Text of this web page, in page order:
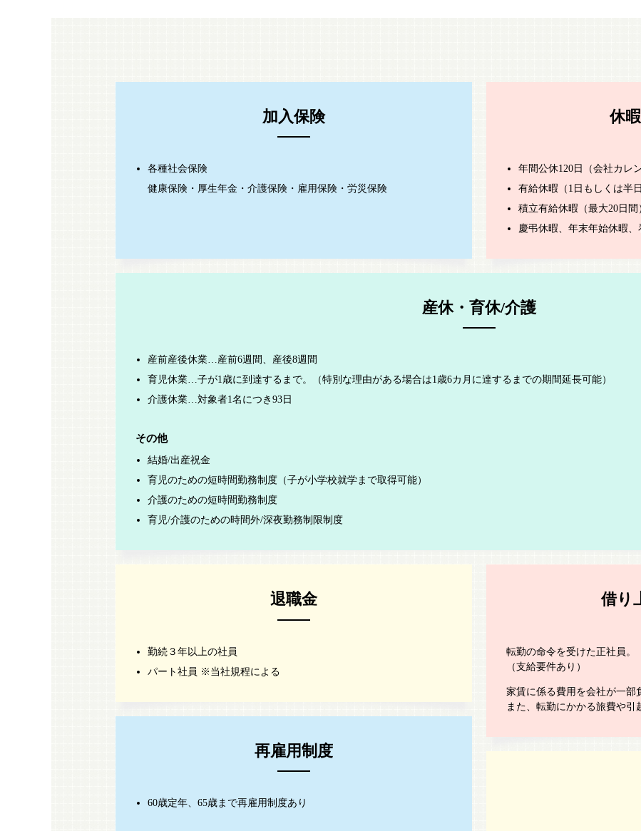
加入保険
各種社会保険
健康保険・厚生年金・介護保険・雇用保険・労災保険
休
年間公休120日（会社カレ
有給休暇（1日もしくは半日
積立有給休暇（最大20日間
慶弔休暇、年末年始休暇
産休・育休/介護
産前産後休業…産前6週間、産後8週間
育児休業…子が1歳に到達するまで。（特別な理由がある場合は1歳6カ月に達するまでの期間延長可能）
介護休業…対象者1名につき93日
その他
結婚/出産祝金
育児のための短時間勤務制度（子が小学校就学まで取得可能）
介護のための短時間勤務制度
育児/介護のための時間外/深夜勤務制限制度
退職金
勤続３年以上の社員
パート社員 ※当社規程による
再雇用制度
60歳定年、65歳まで再雇用制度あり
借り
転勤の命令を受けた正社員。
（支給要件あり）
家賃に係る費用を会社が一部
また、転勤にかかる旅費や引